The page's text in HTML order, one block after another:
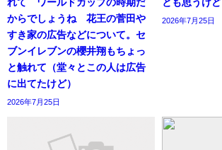
れて ワールドカップの時期だ
からでしょうね 花王の菅田や
すき家の広告などについて。セ
ブンイレブンの櫻井翔もちょっ
と触れて（堂々とこの人は広告
に出てたけど）
2026年7月25日
とも思うけど
2026年7月25日